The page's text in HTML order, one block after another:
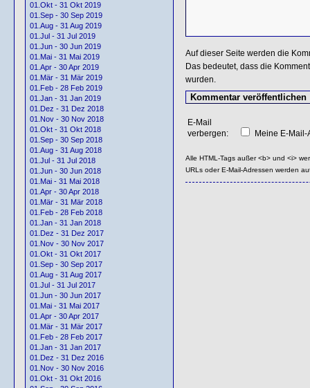
01.Okt - 31 Okt 2019
01.Sep - 30 Sep 2019
01.Aug - 31 Aug 2019
01.Jul - 31 Jul 2019
01.Jun - 30 Jun 2019
01.Mai - 31 Mai 2019
01.Apr - 30 Apr 2019
01.Mär - 31 Mär 2019
01.Feb - 28 Feb 2019
01.Jan - 31 Jan 2019
01.Dez - 31 Dez 2018
01.Nov - 30 Nov 2018
01.Okt - 31 Okt 2018
01.Sep - 30 Sep 2018
01.Aug - 31 Aug 2018
01.Jul - 31 Jul 2018
01.Jun - 30 Jun 2018
01.Mai - 31 Mai 2018
01.Apr - 30 Apr 2018
01.Mär - 31 Mär 2018
01.Feb - 28 Feb 2018
01.Jan - 31 Jan 2018
01.Dez - 31 Dez 2017
01.Nov - 30 Nov 2017
01.Okt - 31 Okt 2017
01.Sep - 30 Sep 2017
01.Aug - 31 Aug 2017
01.Jul - 31 Jul 2017
01.Jun - 30 Jun 2017
01.Mai - 31 Mai 2017
01.Apr - 30 Apr 2017
01.Mär - 31 Mär 2017
01.Feb - 28 Feb 2017
01.Jan - 31 Jan 2017
01.Dez - 31 Dez 2016
01.Nov - 30 Nov 2016
01.Okt - 31 Okt 2016
Auf dieser Seite werden die
Das bedeutet, dass die
wurden.
E-Mail
verbergen:
Meine E-
Alle HTML-Tags außer <b> und <i>
URLs oder E-Mail-Adressen werden